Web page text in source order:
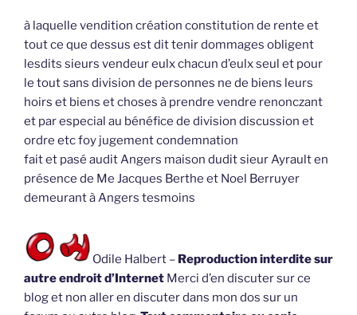
à laquelle vendition création constitution de rente et
tout ce que dessus est dit tenir dommages obligent
lesdits sieurs vendeur eulx chacun d’eulx seul et pour
le tout sans division de personnes ne de biens leurs
hoirs et biens et choses à prendre vendre renonczant
et par especial au bénéfice de division discussion et
ordre etc foy jugement condemnation
fait et pasé audit Angers maison dudit sieur Ayrault en
présence de Me Jacques Berthe et Noel Berruyer
demeurant à Angers tesmoins
Odile Halbert – Reproduction interdite sur
autre endroit d’Internet Merci d’en discuter sur ce
blog et non aller en discuter dans mon dos sur un